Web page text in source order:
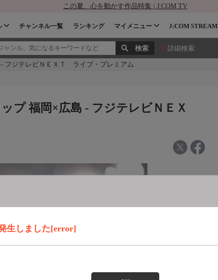
この夏、心を動かす作品特集 | J:COM TV
チャンネル一覧 ランキング マイメニュー J:COM STREAM
詳細検索
フジテレビＮＥＸＴ ライブ・プレミアム
生しました[error]
プ 福岡×広島 - フジテレビＮＥＸ